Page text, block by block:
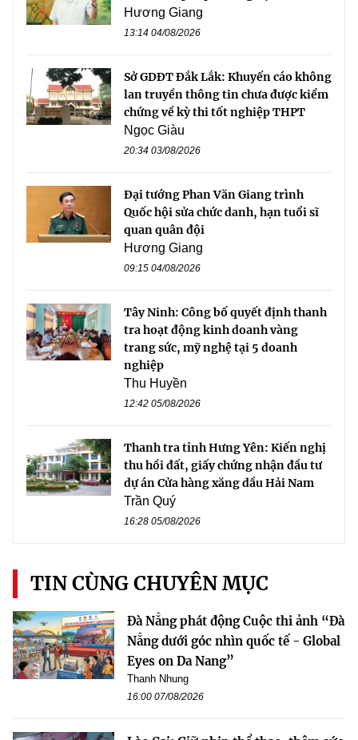
Hương Giang
13:14 04/08/2026
Sở GDĐT Đắk Lắk: Khuyến cáo không
lan truyền thông tin chưa được kiểm
chứng về kỳ thi tốt nghiệp THPT
Ngọc Giàu
20:34 03/08/2026
Đại tướng Phan Văn Giang trình
Quốc hội sửa chức danh, hạn tuổi sĩ
quan quân đội
Hương Giang
09:15 04/08/2026
Tây Ninh: Công bố quyết định thanh
tra hoạt động kinh doanh vàng
trang sức, mỹ nghệ tại 5 doanh
nghiệp
Thu Huyền
12:42 05/08/2026
Thanh tra tỉnh Hưng Yên: Kiến nghị
thu hồi đất, giấy chứng nhận đầu tư
dự án Cửa hàng xăng dầu Hải Nam
Trần Quý
16:28 05/08/2026
TIN CÙNG CHUYÊN MỤC
Đà Nẵng phát động Cuộc thi ảnh “Đà
Nẵng dưới góc nhìn quốc tế - Global
Eyes on Da Nang”
Thanh Nhung
16:00 07/08/2026